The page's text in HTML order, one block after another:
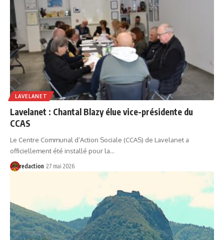
LAVELANET
Lavelanet : Chantal Blazy élue vice-présidente du
CCAS
Le Centre Communal d’Action Sociale (CCAS) de Lavelanet a
officiellement été installé pour la…
redaction 27 mai 2026